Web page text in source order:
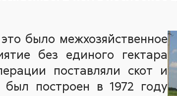
было межхозяйственное
без единого гектара
поставляли скот и
построен в 1972 году